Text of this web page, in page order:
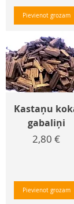
Pievienot grozam
Kastaņu
gabaliņi
Cena
2,80 €
Pievienot grozam